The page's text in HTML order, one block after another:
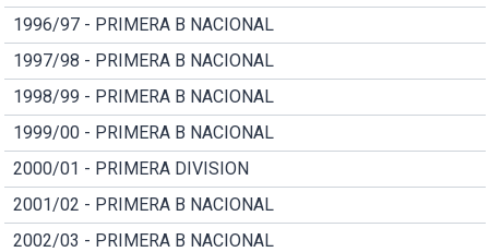
1996/97 - PRIMERA B NACIONAL
1997/98 - PRIMERA B NACIONAL
1998/99 - PRIMERA B NACIONAL
1999/00 - PRIMERA B NACIONAL
2000/01 - PRIMERA DIVISION
2001/02 - PRIMERA B NACIONAL
2002/03 - PRIMERA B NACIONAL